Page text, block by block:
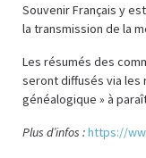
Souvenir Français y
la transmission de la
Les résumés des
seront diffusés via les
généalogique » à
Plus d’infos :https://